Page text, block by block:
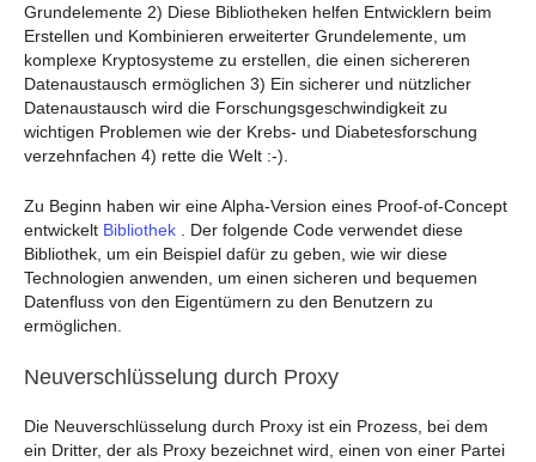
Grundelemente 2) Diese Bibliotheken helfen Entwicklern beim
Erstellen und Kombinieren erweiterter Grundelemente, um
komplexe Kryptosysteme zu erstellen, die einen sichereren
Datenaustausch ermöglichen 3) Ein sicherer und nützlicher
Datenaustausch wird die Forschungsgeschwindigkeit zu
wichtigen Problemen wie der Krebs- und Diabetesforschung
verzehnfachen 4) rette die Welt :-).
Zu Beginn haben wir eine Alpha-Version eines Proof-of-Concept
entwickelt Bibliothek . Der folgende Code verwendet diese
Bibliothek, um ein Beispiel dafür zu geben, wie wir diese
Technologien anwenden, um einen sicheren und bequemen
Datenfluss von den Eigentümern zu den Benutzern zu
ermöglichen.
Neuverschlüsselung durch Proxy
Die Neuverschlüsselung durch Proxy ist ein Prozess, bei dem
ein Dritter, der als Proxy bezeichnet wird, einen von einer Partei